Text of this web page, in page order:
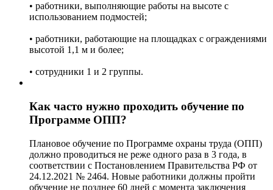
• работники, выполняющие работы на высоте с
использованием подмостей;
• работники, работающие на площадках с ограждениями
высотой 1,1 м и более;
• сотрудники 1 и 2 группы.
Как часто нужно проходить обучение по
Программе ОПП?
Плановое обучение по Программе охраны труда (ОПП)
должно проводиться не реже одного раза в 3 года, в
соответствии с Постановлением Правительства РФ от
24.12.2021 № 2464. Новые работники должны пройти
обучение не позднее 60 дней с момента заключения